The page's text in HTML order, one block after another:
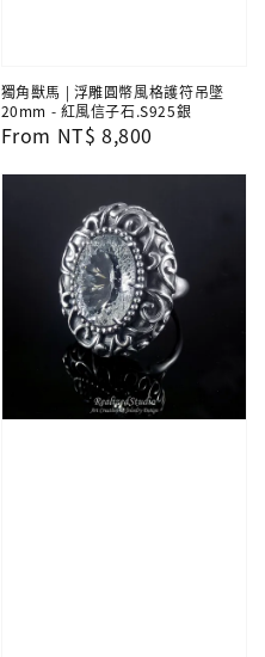
獨角獸馬 | 浮雕圓幣風格護符吊墜
20mm - 紅風信子石.S925銀
Regular
From NT$ 8,800